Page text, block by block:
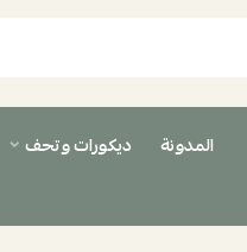
المدونة ديكورات وتحف